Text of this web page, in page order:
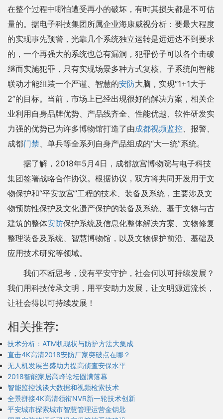
在整个过程中哪怕遭受再小的破坏，有时其损失都是不可估
量的。据电子科技集团所属企业海康威视分析：要最大程度
的实现事先预警，光靠几个系统独立运转是远远达不到要求
的，一个再强大的系统也总有漏洞，犯罪份子可以各个击破
继而实施犯罪，只有实现场景多种方式复核、子系统间智能
联动才能组装一个严谨、智慧的安防大脑，实现“1+1大于
2”的目标。当前，市场上已经出现很好的解决方案，相关企
业利用自身品牌优势、产品线齐全、性能优越、软件研发实
力强的优势已为许多博物馆打造了由成都视频监控、报警、
成都门禁、单兵等全系列自身产品组成的“大一统”系统。
据了解，2018年5月4日，成都故宫博物院与电子科技
集团签署战略合作协议。根据协议，双方将共同开发用于文
物保护和“平安故宫”工程的技术、装备及系统，主要涉及文
物预防性保护及文化遗产保护的装备及系统、基于文物与古
建筑的整体安防保护系统及信息化整体解决方案、文物修复
整理装备及系统、智慧博物馆，以及文物保护前沿、基础及
应用技术研究等领域。
我们不断思考，没有平安守护，社会何以可持续发展？
我们用科技传承文明，用平安助力发展，让文明源远流长，
让社会得以可持续发展！
相关推荐:
技术分析：ATM机现状与防护方法大集成
直击4K高清2018安防厂家突破点在哪？
无人机发展当盛助力提高侦查安保水平
2018智能家居高峰论坛圆满落幕
智能监控浅谈大数据和视频检索技术
全景拼接4K高清领衔NVR新一轮技术创新
平安城市探索城市智慧管理运营金钥匙